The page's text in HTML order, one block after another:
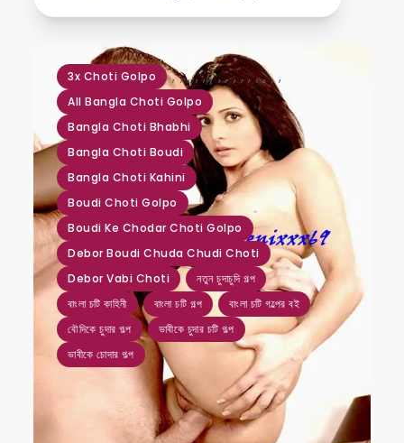
3x Choti Golpo ,
All Bangla Choti Golpo
,
Bangla Choti Bhabhi
,
Bangla Choti Boudi
,
Bangla Choti Kahini
,
Boudi Choti Golpo
,
Boudi Ke Chodar Choti Golpo
,
Debor Boudi Chuda Chudi Choti
,
Debor Vabi Choti
,
নতুন চুদাচুদি গল্প
,
বাংলা চটি কাহিনী
,
বাংলা চটি গল্প
,
বাংলা চটি গল্পের বই
,
বৌদিকে চুদার গল্প
,
ভাবীকে চুদার চটি গল্প
,
ভাবীকে চোদার গল্প